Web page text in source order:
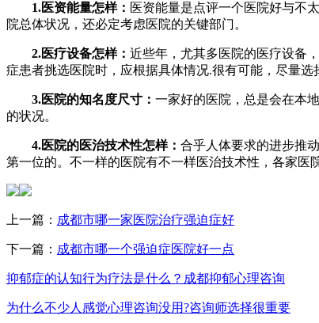
1.医资能量怎样： 医资能量是点评一个医院好与不
院总体状况，还必定考虑医院的关键部门。
2.医疗设备怎样： 近些年，尤其多医院的医疗设备
症患者挑选医院时，应根据具体情况.很有可能，尽量
3.医院的知名度尺寸： 一家好的医院，总是会在本
的状况。
4.医院的医治技术性怎样： 合乎人体要求的进步推
第一位的。不一样的医院有不一样医治技术性，各家医
上一篇： 成都市哪一家医院治疗强迫症好
下一篇： 成都市哪一个强迫症医院好一点
抑郁症的认知行为疗法是什么？成都抑郁心理咨询
为什么不少人感觉心理咨询没用?咨询师选择很重要